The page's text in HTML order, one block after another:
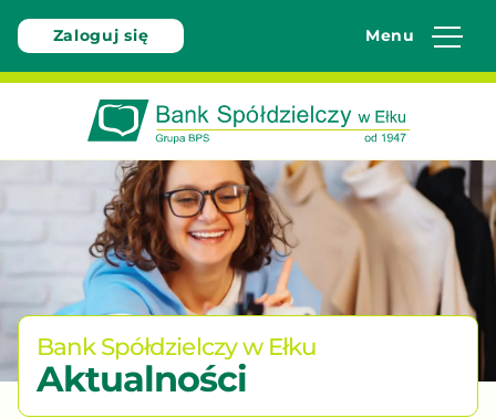
Menu
Zaloguj się
Bank
Spółdzielczy
w
Ełku
-
W
pełni
bezpieczny
Bank Spółdzielczy w Ełku
Aktualności